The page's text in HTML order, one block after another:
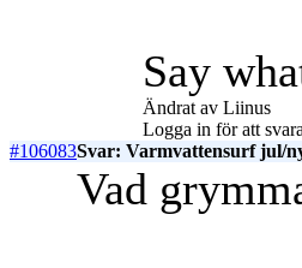
Say
Ändrat av Liinus
Logga in för att
#106083Svar: Varmvattensurf jul/
Vad